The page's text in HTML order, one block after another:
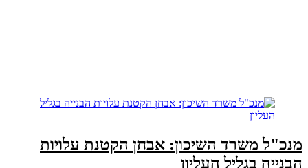
מנכ"ל משרד השיכון: אבחן הקטנת עלויות
הבנייה בגליל העליון